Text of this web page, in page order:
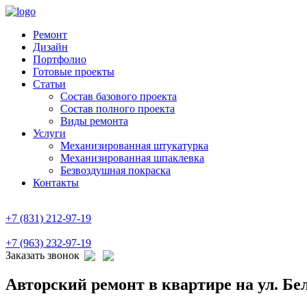
Ремонт
Дизайн
Портфолио
Готовые проекты
Статьи
Состав базового проекта
Состав полного проекта
Виды ремонта
Услуги
Механизированная штукатурка
Механизированная шпаклевка
Безвоздушная покраска
Контакты
+7 (831) 212-97-19
+7 (963) 232-97-19
Заказать звонок
Авторский ремонт в квартире на ул.